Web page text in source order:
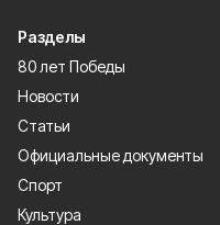
Разделы
80 лет Победы
Новости
Статьи
Официальные документы
Спорт
Культура